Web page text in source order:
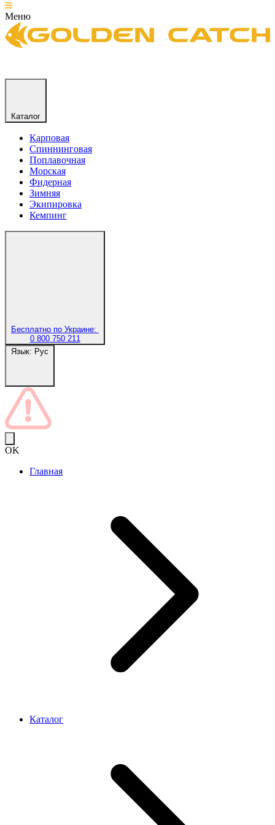
Меню
Каталог
Карповая
Спиннинговая
Поплавочная
Морская
Фидерная
Зимняя
Экипировка
Кемпинг
Бесплатно по Украине:
0 800 750 211
Язык: Рус
OK
Главная
Каталог